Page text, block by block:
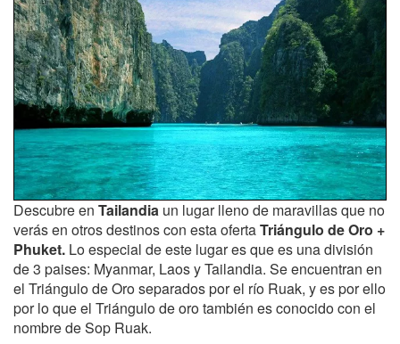
Descubre en Tailandia un lugar lleno de maravillas que no
verás en otros destinos con esta ofertaTriángulo de Oro +
Phuket. Lo especial de este lugar es que es una división
de 3 paises: Myanmar, Laos y Tailandia. Se encuentran en
el Triángulo de Oro separados por el río Ruak, y es por ello
por lo que el Triángulo de oro también es conocido con el
nombre de Sop Ruak.